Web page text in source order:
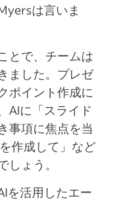
は言いま
とで、チームは
ました。プレゼ
ポイント作成に
AIに「スライド
事項に焦点を当
作成して」など
しょう。
を活用したエー